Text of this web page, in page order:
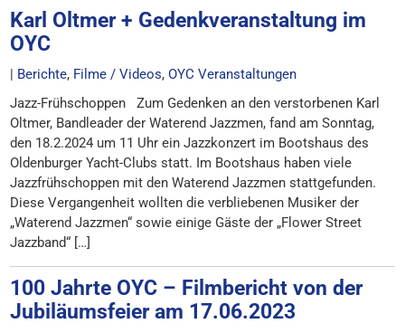
Karl Oltmer + Gedenkveranstaltung im
OYC
| Berichte, Filme / Videos,OYC Veranstaltungen
Jazz-Frühschoppen Zum Gedenken an den verstorbenen Karl
Oltmer, Bandleader der Waterend Jazzmen, fand am Sonntag,
den 18.2.2024 um 11 Uhr ein Jazzkonzert im Bootshaus des
Oldenburger Yacht-Clubs statt. Im Bootshaus haben viele
Jazzfrühschoppen mit den Waterend Jazzmen stattgefunden.
Diese Vergangenheit wollten die verbliebenen Musiker der
„Waterend Jazzmen“ sowie einige Gäste der „Flower Street
Jazzband“ […]
100 Jahrte OYC – Filmbericht von der
Jubiläumsfeier am 17.06.2023